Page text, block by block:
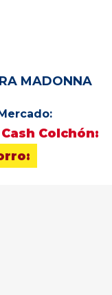
MADONNA
Cash Colchón: